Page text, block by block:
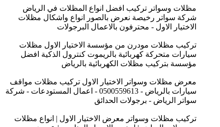
مظلات وسواتر تركيب افضل انواع المظلات في الرياض
شركة سواتر رخيصة نعرض بالصور انواع واشكال مظلات
الاختيار الاول - محترفون بالاعمال البرجولات
تركيب مظلات مودرن من مؤسسة الاختيار الاول مظلات
سيارات متحركة كهربائية بالريموت كنترول الذكية افضل
مؤسسة بتركيب مظلات الكهربائية بالرياض
معرض مظلات وسواتر الاختيار الاول تركيب مظلات مواقف
سيارات بالرياض - 0500559613 - اعمال المستودعات - شركة
سواتر الرياض - برجولات الحدائق
تركيب مظلات وسواتر معرض الاختيار الاول | انواع مظلات